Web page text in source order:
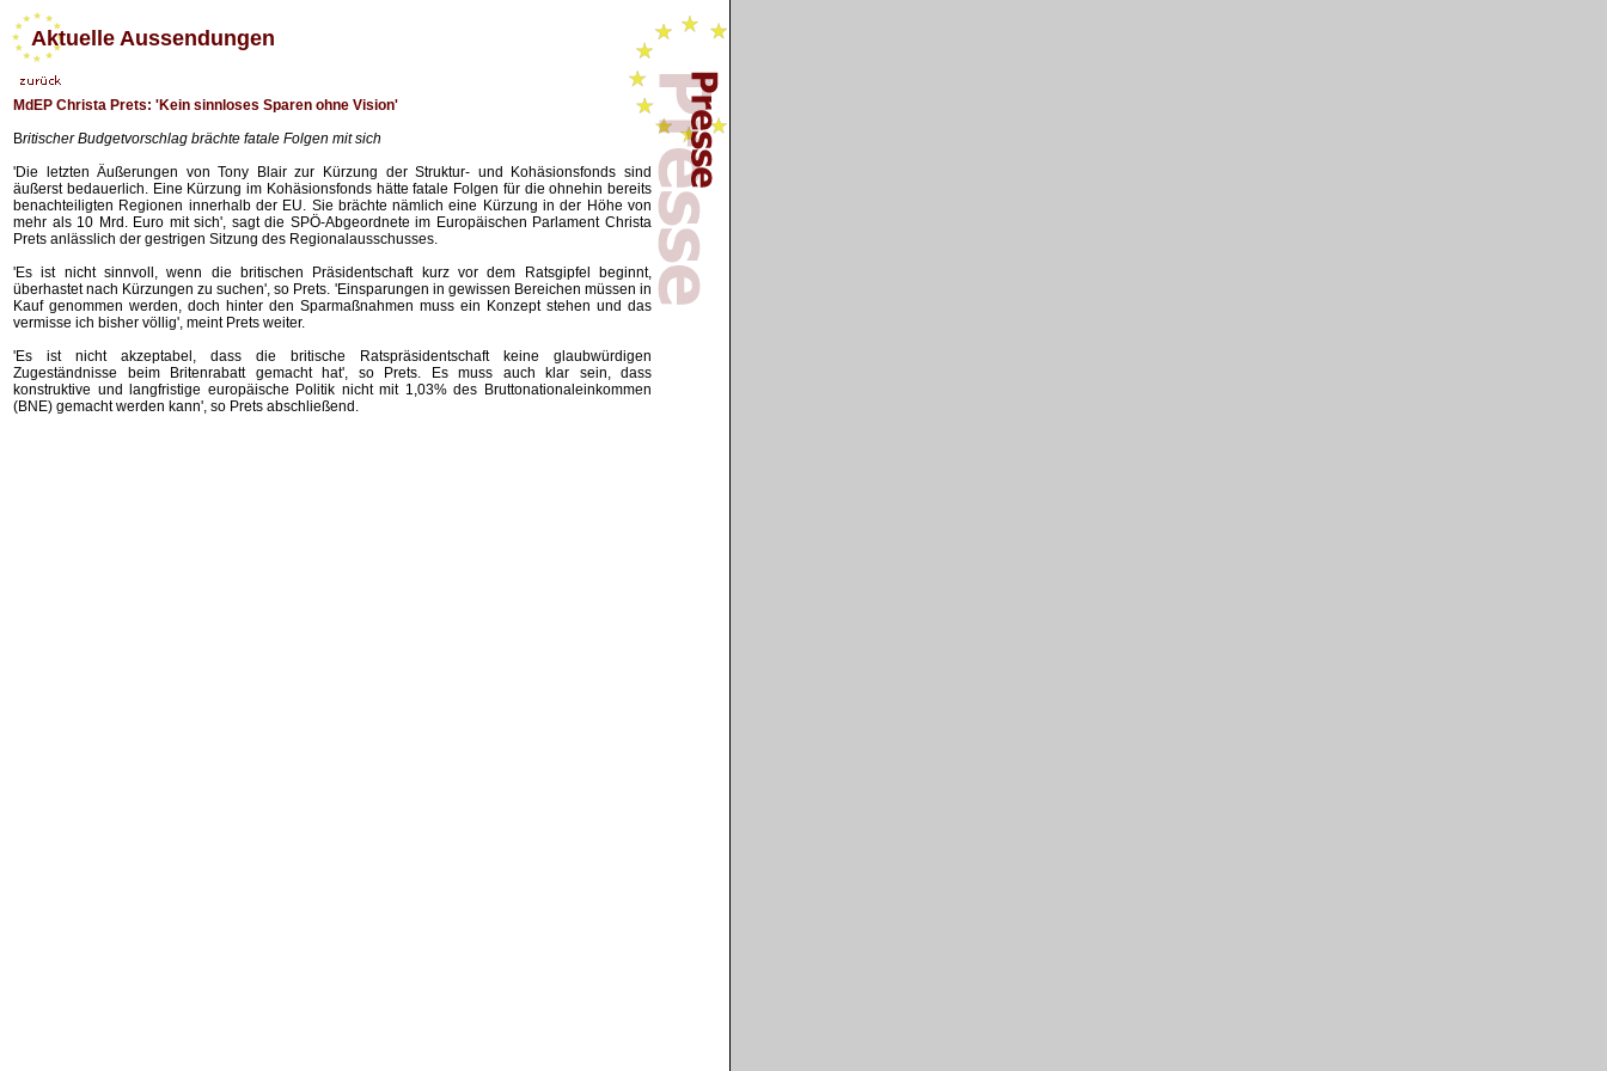
Aktuelle Aussendungen
MdEP Christa Prets: 'Kein sinnloses Sparen ohne Vision'
Britischer Budgetvorschlag brächte fatale Folgen mit sich
'Die letzten Äußerungen von Tony Blair zur Kürzung der Struktur- und Kohäsionsfonds sind
äußerst bedauerlich. Eine Kürzung im Kohäsionsfonds hätte fatale Folgen für die ohnehin bereits
benachteiligten Regionen innerhalb der EU. Sie brächte nämlich eine Kürzung in der Höhe von
mehr als 10 Mrd. Euro mit sich', sagt die SPÖ-Abgeordnete im Europäischen Parlament Christa
Prets anlässlich der gestrigen Sitzung des Regionalausschusses.
'Es ist nicht sinnvoll, wenn die britischen Präsidentschaft kurz vor dem Ratsgipfel beginnt,
überhastet nach Kürzungen zu suchen', so Prets. 'Einsparungen in gewissen Bereichen müssen in
Kauf genommen werden, doch hinter den Sparmaßnahmen muss ein Konzept stehen und das
vermisse ich bisher völlig', meint Prets weiter.
'Es ist nicht akzeptabel, dass die britische Ratspräsidentschaft keine glaubwürdigen
Zugeständnisse beim Britenrabatt gemacht hat', so Prets. Es muss auch klar sein, dass
konstruktive und langfristige europäische Politik nicht mit 1,03% des Bruttonationaleinkommen
(BNE) gemacht werden kann', so Prets abschließend.